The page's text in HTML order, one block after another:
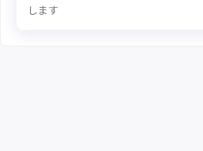
します